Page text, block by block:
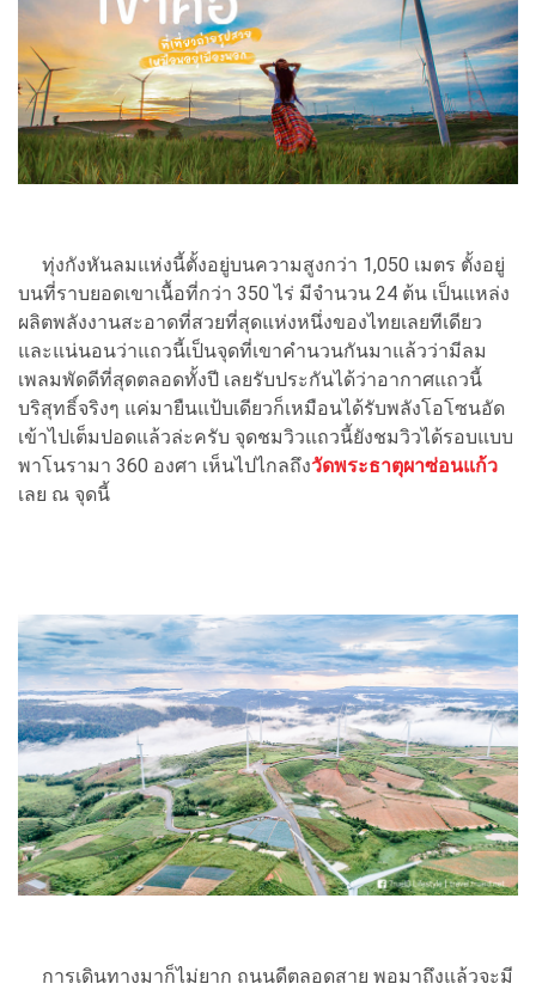
ทุ่งกังหันลมแห่งนี้ตั้งอยู่บนความสูงกว่า 1,050 เมตร ตั้งอยู่
บนที่ราบยอดเขาเนื้อที่กว่า 350 ไร่ มีจำนวน 24 ต้น เป็นแหล่ง
ผลิตพลังงานสะอาดที่สวยที่สุดแห่งหนึ่งของไทยเลยทีเดียว
และแน่นอนว่าแถวนี้เป็นจุดที่เขาคำนวนกันมาแล้วว่ามีลม
เพลมพัดดีที่สุดตลอดทั้งปี เลยรับประกันได้ว่าอากาศแถวนี้
บริสุทธิ์จริงๆ แค่มายืนแป้บเดียวก็เหมือนได้รับพลังโอโซนอัด
เข้าไปเต็มปอดแล้วล่ะครับ จุดชมวิวแถวนี้ยังชมวิวได้รอบแบบ
พาโนรามา 360 องศา เห็นไปไกลถึงวัดพระธาตุผาซ่อนแก้ว
เลย ณ จุดนี้
การเดินทางมาก็ไม่ยาก ถนนดีตลอดสาย พอมาถึงแล้วจะมี